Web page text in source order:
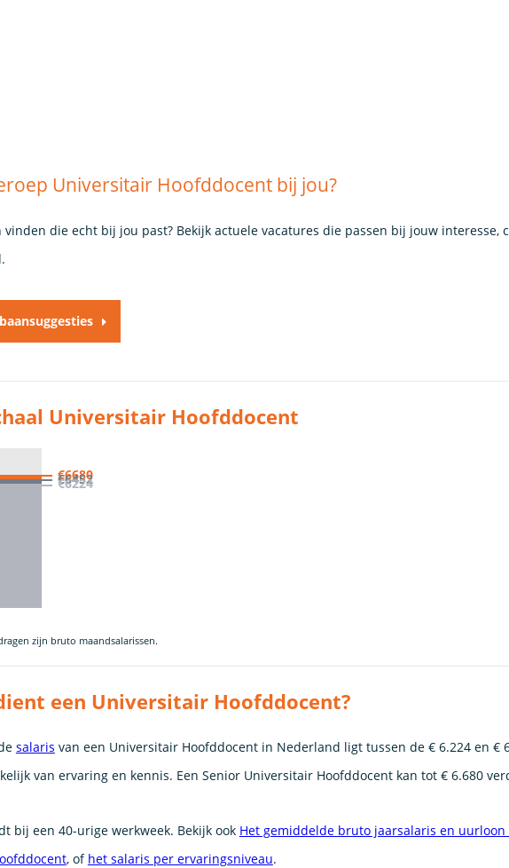
Universitair Hoofddocent bij jou?
vinden die echt bij jou past? Bekijk actuele vacatures die passen bij jouw interesse,
Universitair Hoofddocent
€6680
€6452
€6224
zijn bruto maandsalarissen.
een Universitair Hoofddocent?
salaris van een Universitair Hoofddocent in Nederland ligt tussen de € 6.224 en €
van ervaring en kennis. Een Senior Universitair Hoofddocent kan tot € 6.680
bij een 40-urige werkweek. Bekijk ook Het gemiddelde bruto jaarsalaris en uurloon
, of het salaris per ervaringsniveau.